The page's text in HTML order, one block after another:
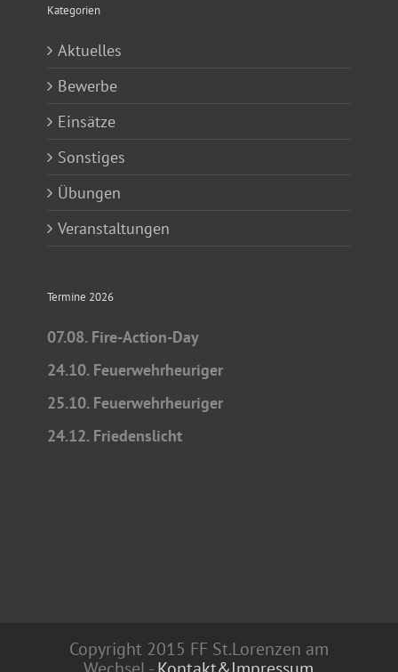
Kategorien
Aktuelles
Bewerbe
Einsätze
Sonstiges
Übungen
Veranstaltungen
Termine 2026
07.08. Fire-Action-Day
24.10. Feuerwehrheuriger
25.10. Feuerwehrheuriger
24.12. Friedenslicht
Copyright 2015 FF St.Lorenzen am